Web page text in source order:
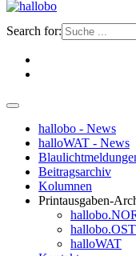
Search for:
hallobo - News
halloWAT - News
Beitragsarchiv
Kolumnen
Printausgaben-
hallobo.OST
halloWAT